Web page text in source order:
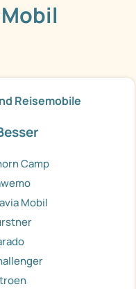
Reisemobile
Camp
Mobil